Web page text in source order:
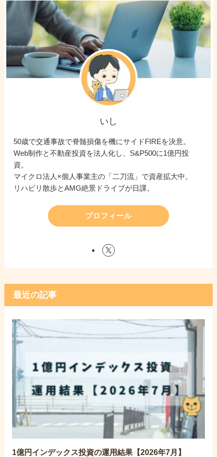
いし
50歳で交通事故で脊髄損傷を機にサイドFIREを決意。
Web制作と不動産投資を法人化し、S&P500に1億円投
資。
マイクロ法人×個人事業主の「二刀流」で資産拡大中。
リハビリ散歩とAMG絶景ドライブが日課。
プロフィール
最近の記事
1億円インデックス投資の運用結果【2026年7月】